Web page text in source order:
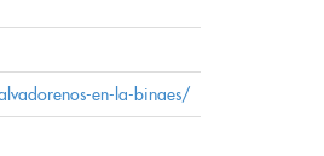
en-la-binaes/